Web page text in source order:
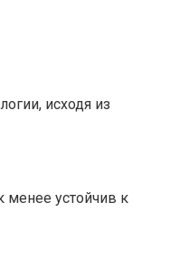
исходя из
менее устойчив к